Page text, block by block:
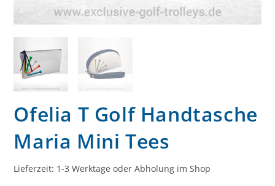
Ofelia T Golf Handtasche
Maria Mini Tees
Lieferzeit: 1-3 Werktage oder Abholung im Shop